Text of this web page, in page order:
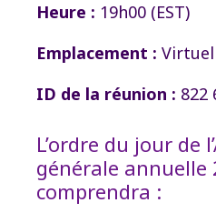
Heure : 19h00 (EST)
Emplacement :
ID de la réunion : 822
L’ordre du jour de
générale annuelle
comprendra :